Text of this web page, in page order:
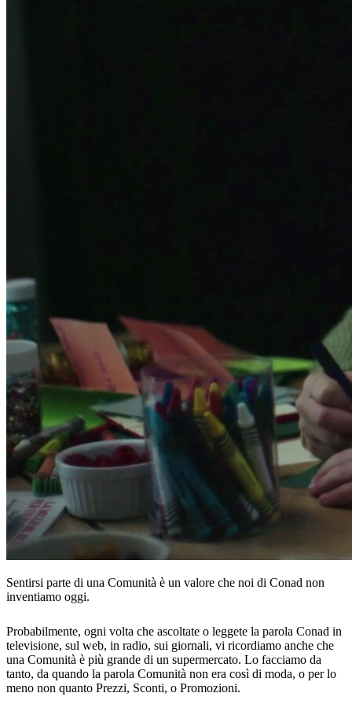
Sentirsi parte di una Comunità è un valore che noi di Conad non
inventiamo oggi.
Probabilmente, ogni volta che ascoltate o leggete la parola Conad in
televisione, sul web, in radio, sui giornali, vi ricordiamo anche che
una Comunità è più grande di un supermercato. Lo facciamo da
tanto, da quando la parola Comunità non era così di moda, o per lo
meno non quanto Prezzi, Sconti, o Promozioni.